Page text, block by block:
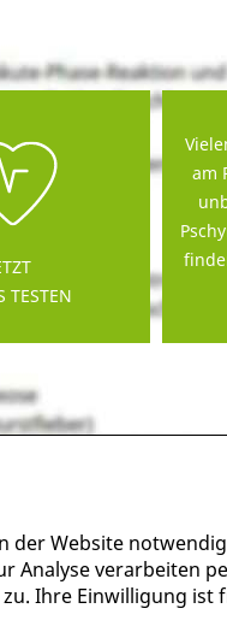
TESTEN
am
Website
verarbeiten
Ihre Einwilligung